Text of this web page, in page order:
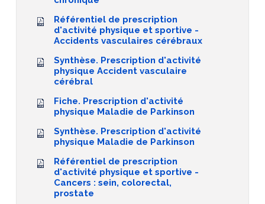
Référentiel de prescription
d'activité physique et sportive -
Accidents vasculaires cérébraux
Synthèse. Prescription d'activité
physique Accident vasculaire
cérébral
Fiche. Prescription d'activité
physique Maladie de Parkinson
Synthèse. Prescription d'activité
physique Maladie de Parkinson
Référentiel de prescription
d'activité physique et sportive -
Cancers : sein, colorectal,
prostate